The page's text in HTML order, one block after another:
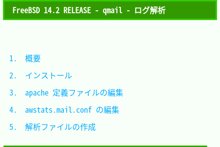
FreeBSD 14.2 RELEASE - qmail - ログ解析